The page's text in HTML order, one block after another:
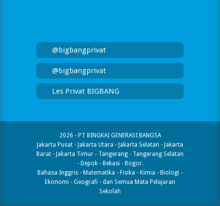
@bigbangprivat
@bigbangprivat
Les Privat BIGBANG
2026 - PT BINGKAI GENERASI BANGSA
Jakarta Pusat - Jakarta Utara - Jakarta Selatan - Jakarta
Barat - Jakarta Timur - Tangerang - Tangerang Selatan
- Depok - Bekasi - Bogor.
Bahasa Inggris - Matematika - Fisika - Kimia - Biologi -
Ekonomi - Geografi​ - dan Semua Mata Pelajaran
Sekolah